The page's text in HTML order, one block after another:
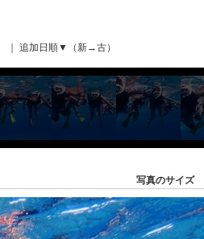
追加日順▼（新→古）
写真のサイズ